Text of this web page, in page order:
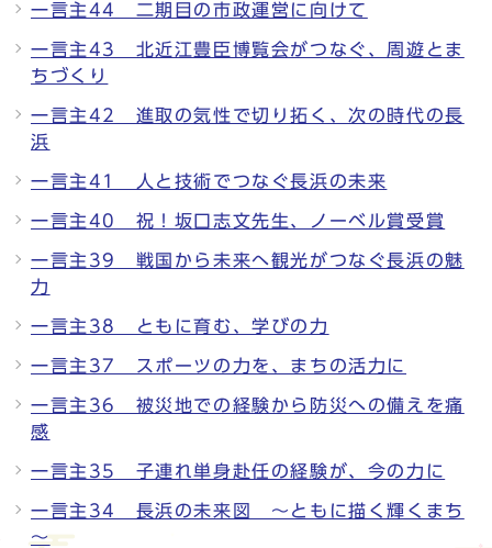
一言主44 二期目の市政運営に向けて
一言主43 北近江豊臣博覧会がつなぐ、周遊とま
ちづくり
一言主42 進取の気性で切り拓く、次の時代の長
浜
一言主41 人と技術でつなぐ長浜の未来
一言主40 祝！坂口志文先生、ノーベル賞受賞
一言主39 戦国から未来へ観光がつなぐ長浜の魅
力
一言主38 ともに育む、学びの力
一言主37 スポーツの力を、まちの活力に
一言主36 被災地での経験から防災への備えを痛
感
一言主35 子連れ単身赴任の経験が、今の力に
一言主34 長浜の未来図 ～ともに描く輝くまち
～